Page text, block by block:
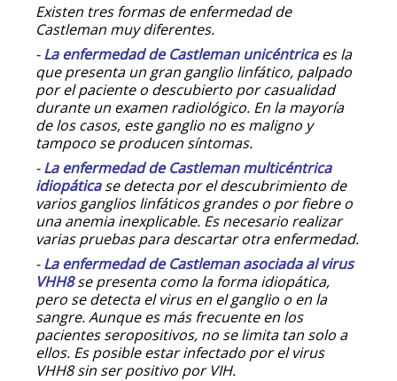
Existen tres formas de enfermedad de
Castleman muy diferentes.
-Laenfermedad de Castleman unicéntrica es la
que presenta un gran ganglio linfático, palpado
por el paciente o descubierto por casualidad
durante un examen radiológico. En la mayoría
de los casos, este ganglio no es maligno y
tampoco se producen síntomas.
-Laenfermedad de Castleman multicéntrica
idiopática se detecta por el descubrimiento de
varios ganglios linfáticos grandes o por fiebre o
una anemia inexplicable. Es necesario realizar
varias pruebas para descartar otra enfermedad.
-Laenfermedad de Castleman asociada al virus
VHH8se presenta como la forma idiopática,
pero se detecta el virus en el ganglio o en la
sangre. Aunque es más frecuente en los
pacientes seropositivos, no se limita tan solo a
ellos. Es posible estar infectado por el virus
VHH8 sin ser positivo por VIH.